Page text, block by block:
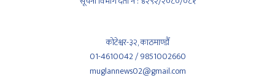
कोटेश्वर-३२, काठमाण्डौँ
01-4610042 / 9851002660
muglannews02@gmail.com